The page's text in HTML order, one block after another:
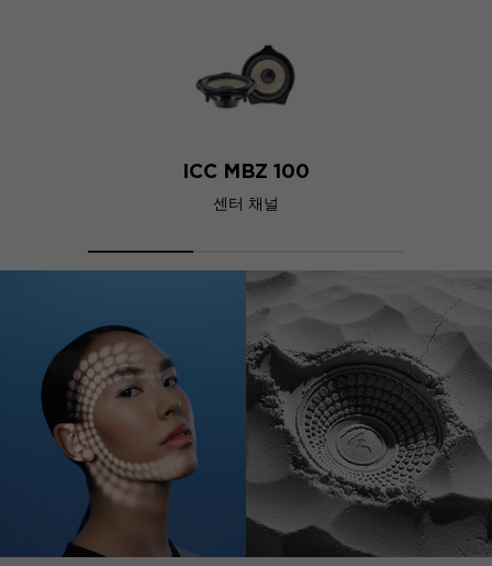
ICC MBZ 100
센터 채널